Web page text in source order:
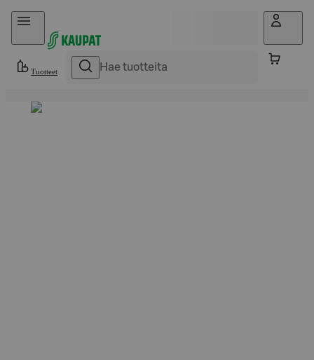
Hyppää sisältöön
Tuotteet